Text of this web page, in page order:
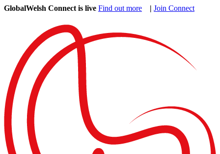
GlobalWelsh Connect is live Find out more | Join Connect